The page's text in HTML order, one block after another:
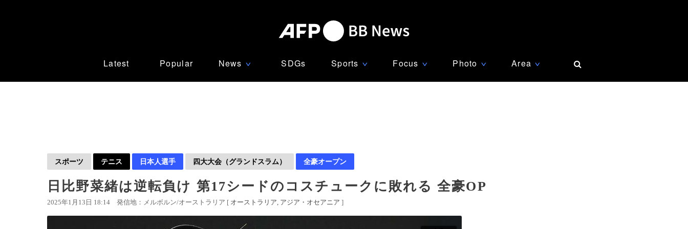
Latest Popular News ∨ SDGs Sports ∨ Focus ∨ Photo ∨ Area ∨
スポーツ テニス 日本人選手 四大大会（グランドスラム） 全豪オープン
日比野菜緒は逆転負け 第17シードのコスチュークに敗れる 全豪OP
2025年1月13日 18:14 発信地：メルボルン/オーストラリア [ オーストラリア アジア・オセアニア ]